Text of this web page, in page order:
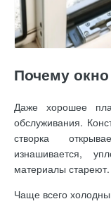
Почему
Даже хорошее
обслуживания.
створка
изнашивается,
материалы стареют.
Чаще всего